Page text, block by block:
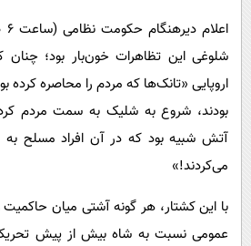
شلوغی این تظاهرات خون‌بار بود؛ چنان
اروپایی «تانک‌ها که مردم را محاصره کرده
بودند، شروع به شلیک به سمت مردم
آتش شبیه بود که در آن افراد مسلح به
می‌کردند!»
با این کشتار، هر گونه آشتی میان
عمومی نسبت به شاه بیش از پیش